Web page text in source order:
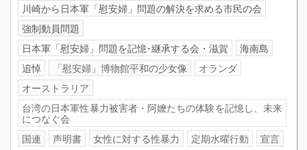
川崎から日本軍「慰安婦」問題の解決を求める市民の会
強制動員問題
日本軍「慰安婦」問題を記憶･継承する会・滋賀
海南島
追悼
「慰安婦」博物館平和の少女像
オランダ
オーストラリア
台湾の日本軍性暴力被害者・阿嬤たちの体験を記憶し、未来
につなぐ会
国連
声明書 女性に対する性暴力 定期水曜行動
宣言